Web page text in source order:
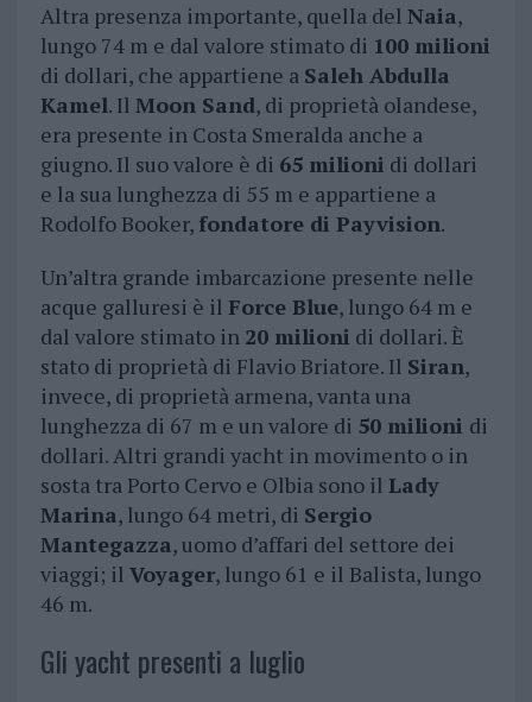
Altra presenza importante, quella del Naia,
lungo 74 m e dal valore stimato di 100 milioni
di dollari, che appartiene a Saleh Abdulla
Kamel. Il Moon Sand, di proprietà olandese,
era presente in Costa Smeralda anche a
giugno. Il suo valore è di 65 milioni di dollari
e la sua lunghezza di 55 m e appartiene a
Rodolfo Booker, fondatore di Payvision.
Un’altra grande imbarcazione presente nelle
acque galluresi è il Force Blue, lungo 64 m e
dal valore stimato in 20 milioni di dollari. È
stato di proprietà di Flavio Briatore. Il Siran,
invece, di proprietà armena, vanta una
lunghezza di 67 m e un valore di 50 milioni di
dollari. Altri grandi yacht in movimento o in
sosta tra Porto Cervo e Olbia sono il Lady
Marina, lungo 64 metri, di Sergio
Mantegazza, uomo d’affari del settore dei
viaggi; il Voyager, lungo 61 e il Balista, lungo
46 m.
Gli yacht presenti a luglio